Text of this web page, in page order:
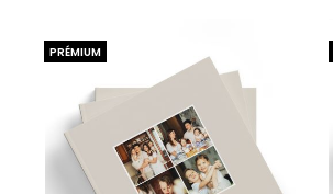
PRÉMIUM